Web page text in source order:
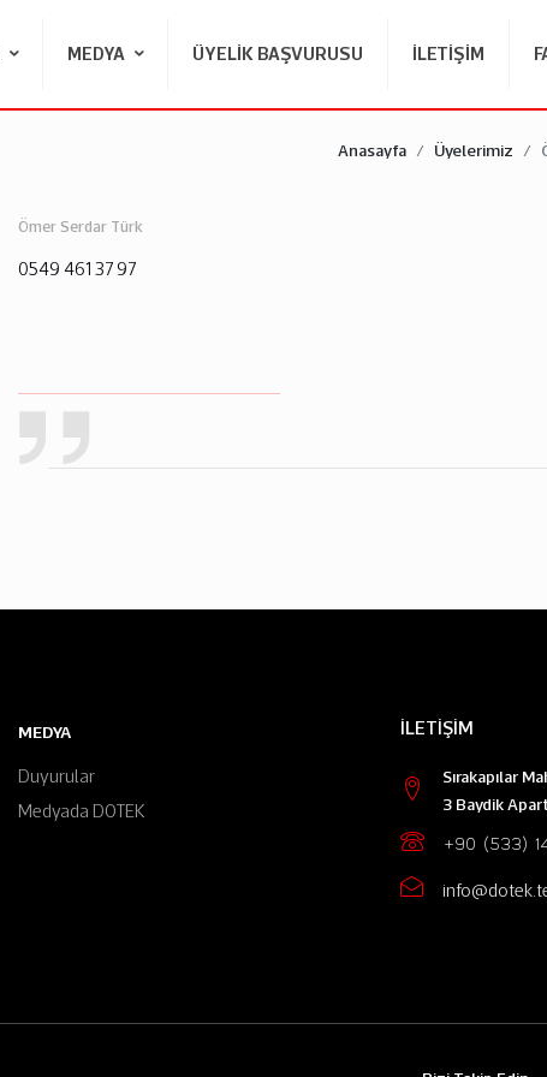
MEDYA ÜYELIK BAŞVURUSU İLETIŞIM
Anasayfa Üyelerimiz
Ömer Serdar Türk
0549 461 37 97
MEDYA
Duyurular
Medyada DOTEK
İLETIŞIM
Sırakapılar
3 Baydik
+90 (533)